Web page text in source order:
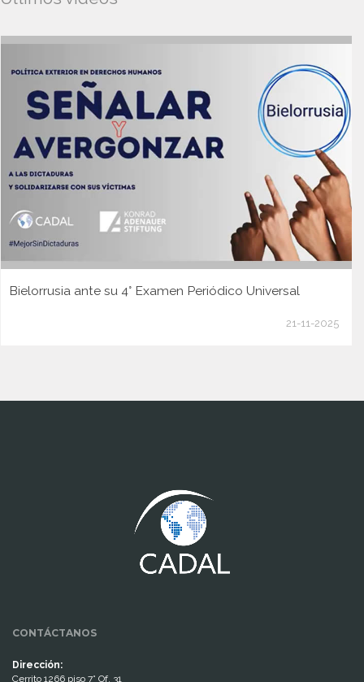
Bielorrusia ante su 4° Examen Periódico Universal
21-11-2025
CONTÁCTANOS
Dirección:
Cerrito 1266 piso 7° Of. 31